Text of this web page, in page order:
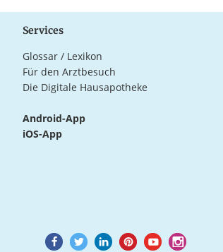
Services
Glossar / Lexikon
Für den Arztbesuch
Die Digitale Hausapotheke
Android-App
iOS-App